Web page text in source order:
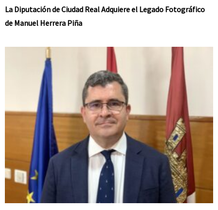
La Diputación de Ciudad Real Adquiere el Legado Fotográfico
de Manuel Herrera Piña